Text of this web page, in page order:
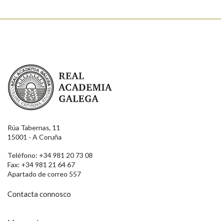
Real Academia Galega
Rúa Tabernas, 11
15001 - A Coruña
Teléfono: +34 981 20 73 08
Fax: +34 981 21 64 67
Apartado de correo 557
Contacta connosco